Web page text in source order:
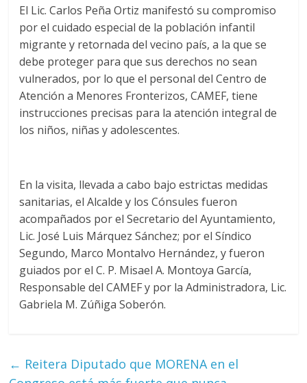
El Lic. Carlos Peña Ortiz manifestó su compromiso
por el cuidado especial de la población infantil
migrante y retornada del vecino país, a la que se
debe proteger para que sus derechos no sean
vulnerados, por lo que el personal del Centro de
Atención a Menores Fronterizos, CAMEF, tiene
instrucciones precisas para la atención integral de
los niños, niñas y adolescentes.
En la visita, llevada a cabo bajo estrictas medidas
sanitarias, el Alcalde y los Cónsules fueron
acompañados por el Secretario del Ayuntamiento,
Lic. José Luis Márquez Sánchez; por el Síndico
Segundo, Marco Montalvo Hernández, y fueron
guiados por el C. P. Misael A. Montoya García,
Responsable del CAMEF y por la Administradora, Lic.
Gabriela M. Zúñiga Soberón.
← Reitera Diputado que MORENA en el